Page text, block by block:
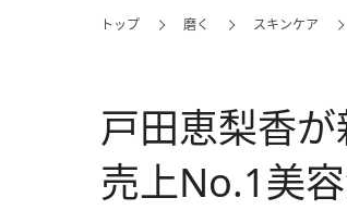
トップ 磨く スキンケア
戸田恵梨香
売上No.1美